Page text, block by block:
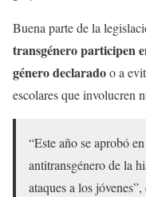
Buena parte de la
transgénero participen
género declaradoo a
escolares que involucren
“Este año se aprobó
antitransgénero de la
ataques a los